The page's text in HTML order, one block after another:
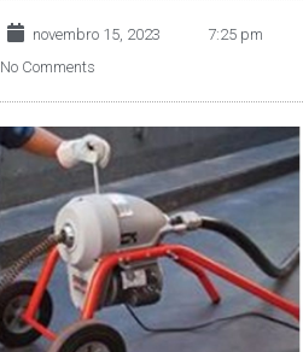
novembro 15, 2023
7:25 pm
No Comments